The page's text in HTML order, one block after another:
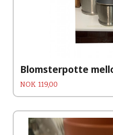
Blomsterpotte
Pris
NOK 119,00